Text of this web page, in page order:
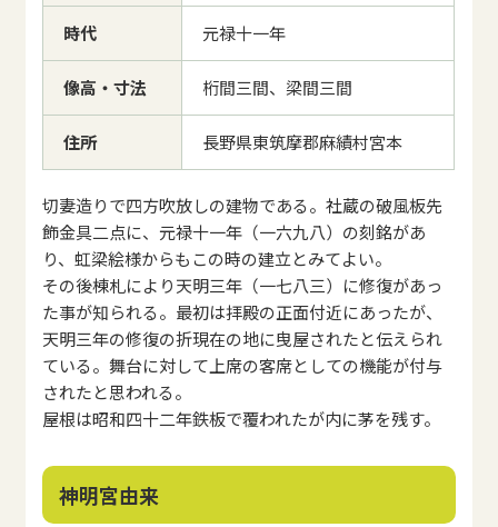
時代 元禄十一年
像高・寸法 桁間三間、梁間三間
住所 長野県東筑摩郡麻績村宮本
切妻造りで四方吹放しの建物である。社蔵の破風板先
飾金具二点に、元禄十一年（一六九八）の刻銘があ
り、虹梁絵様からもこの時の建立とみてよい。
その後棟札により天明三年（一七八三）に修復があっ
た事が知られる。最初は拝殿の正面付近にあったが、
天明三年の修復の折現在の地に曳屋されたと伝えられ
ている。舞台に対して上席の客席としての機能が付与
されたと思われる。
屋根は昭和四十二年鉄板で覆われたが内に茅を残す。
神明宮由来